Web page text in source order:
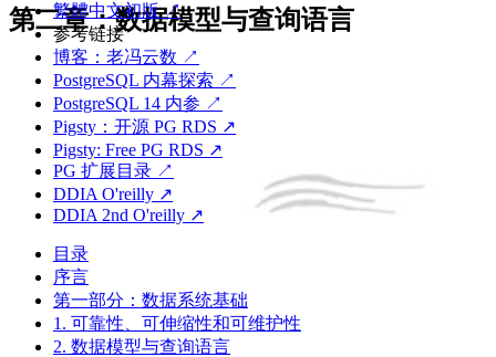
繁體中文初版 ↗
参考链接
博客：老冯云数 ↗
PostgreSQL 内幕探索 ↗
PostgreSQL 14 内参 ↗
Pigsty：开源 PG RDS ↗
Pigsty: Free PG RDS ↗
PG 扩展目录 ↗
DDIA O'reilly ↗
DDIA 2nd O'reilly ↗
目录
序言
第一部分：数据系统基础
1. 可靠性、可伸缩性和可维护性
2. 数据模型与查询语言
第二章：数据模型与查询语言